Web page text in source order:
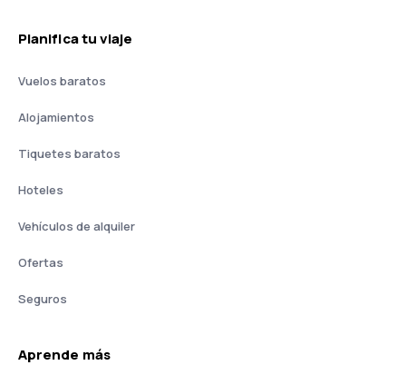
Planifica tu viaje
Vuelos baratos
Alojamientos
Tiquetes baratos
Hoteles
Vehículos de alquiler
Ofertas
Seguros
Aprende más